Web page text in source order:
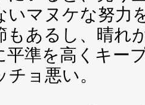
いマヌケな努力
もあるし、晴れ
平準を高くキー
ョ悪い。